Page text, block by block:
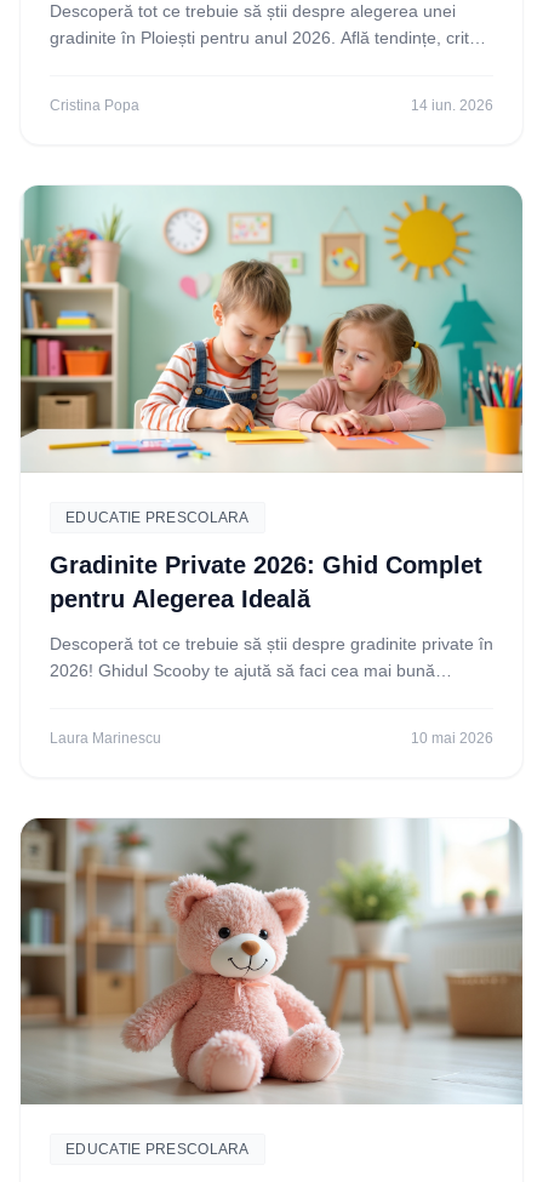
Descoperă tot ce trebuie să știi despre alegerea unei
gradinite în Ploiești pentru anul 2026. Află tendințe, criterii
Cristina Popa 14 iun. 2026
EDUCATIE PRESCOLARA
Gradinite Private 2026: Ghid Complet
pentru Alegerea Ideală
Descoperă tot ce trebuie să știi despre gradinite private în
2026! Ghidul Scooby te ajută să faci cea mai bună
Laura Marinescu 10 mai 2026
EDUCATIE PRESCOLARA